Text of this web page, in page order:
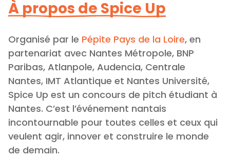
À propos de Spice Up
Organisé par le Pépite Pays de la Loire, en
partenariat avec Nantes Métropole, BNP
Paribas, Atlanpole, Audencia, Centrale
Nantes, IMT Atlantique et Nantes Université,
Spice Up est un concours de pitch étudiant à
Nantes. C’est l’événement nantais
incontournable pour toutes celles et ceux qui
veulent agir, innover et construire le monde
de demain.